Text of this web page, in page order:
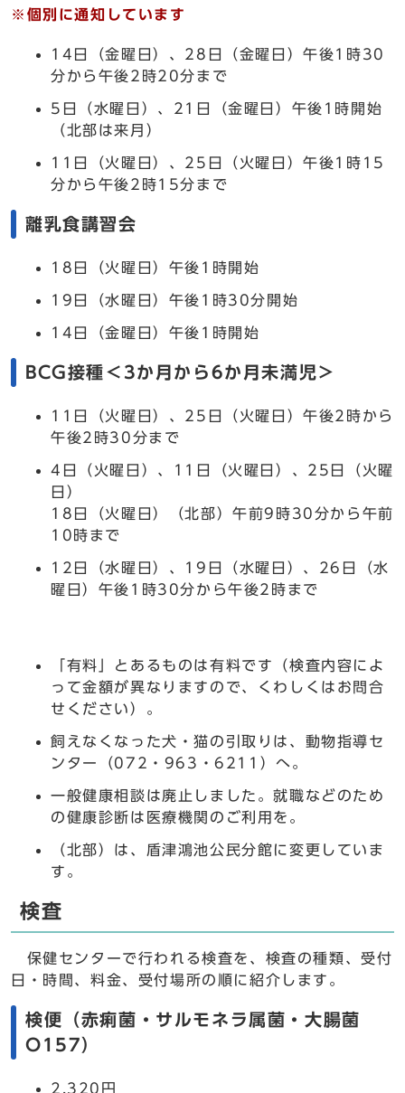
※個別に通知しています
14日（金曜日）、28日（金曜日）午後1時30
分から午後2時20分まで
5日（水曜日）、21日（金曜日）午後1時開始
（北部は来月）
11日（火曜日）、25日（火曜日）午後1時15
分から午後2時15分まで
離乳食講習会
18日（火曜日）午後1時開始
19日（水曜日）午後1時30分開始
14日（金曜日）午後1時開始
BCG接種＜3か月から6か月未満児＞
11日（火曜日）、25日（火曜日）午後2時から
午後2時30分まで
4日（火曜日）、11日（火曜日）、25日（火曜
日）
18日（火曜日）（北部）午前9時30分から午前
10時まで
12日（水曜日）、19日（水曜日）、26日（水
曜日）午後1時30分から午後2時まで
「有料」とあるものは有料です（検査内容によ
って金額が異なりますので、くわしくはお問合
せください）。
飼えなくなった犬・猫の引取りは、動物指導セ
ンター（072・963・6211）へ。
一般健康相談は廃止しました。就職などのため
の健康診断は医療機関のご利用を。
（北部）は、盾津鴻池公民分館に変更していま
す。
検査
保健センターで行われる検査を、検査の種類、受付
日・時間、料金、受付場所の順に紹介します。
検便（赤痢菌・サルモネラ属菌・大腸菌
O157）
2,320円